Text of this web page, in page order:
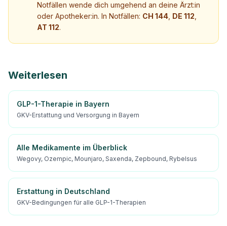
Notfällen wende dich umgehend an deine Ärzt:in
oder Apotheker:in. In Notfällen: CH 144 DE 112
AT 112.
Weiterlesen
GLP-1-Therapie in Bayern
GKV-Erstattung und Versorgung in Bayern
Alle Medikamente im Überblick
Wegovy, Ozempic, Mounjaro, Saxenda, Zepbound, Rybelsus
Erstattung in Deutschland
GKV-Bedingungen für alle GLP-1-Therapien